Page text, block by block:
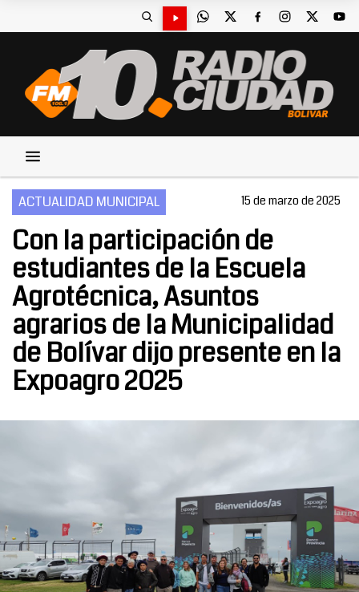
ACTUALIDAD MUNICIPAL 15 de marzo de 2025
Con la participación de
estudiantes de la Escuela
Agrotécnica, Asuntos
agrarios de la Municipalidad
de Bolívar dijo presente en la
Expoagro 2025